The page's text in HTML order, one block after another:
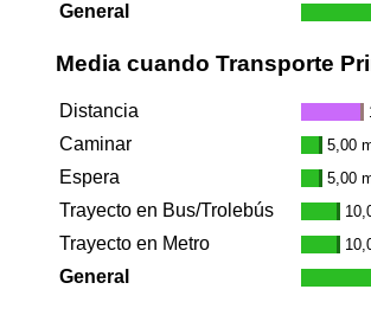
General
Media cuando Transporte
Distancia
Caminar 5,00
Espera 5,00
Trayecto en Bus/Trolebús
Trayecto en Metro
General